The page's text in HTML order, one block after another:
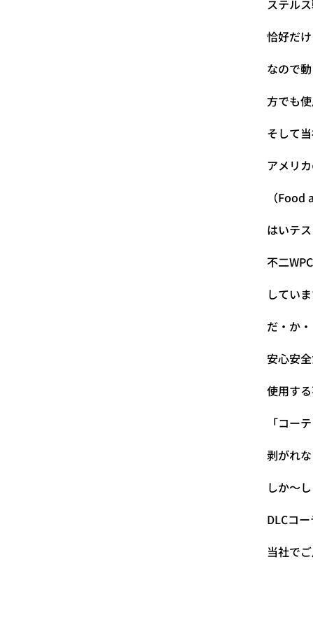
ステル
恰好だ
なので
方でも
そして
アメリ
（
はいテ
不二
してい
だ・か
安心安
使用す
「コー
剥がれ
しか～
DLCコ
当社で